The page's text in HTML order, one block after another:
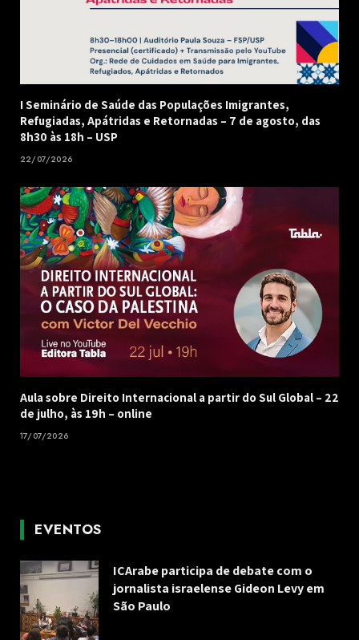
I Seminário de Saúde das Populações Imigrantes,
Refugiadas, Apátridas e Retornadas – 7 de agosto, das
8h30 às 18h – USP
22/07/2026
Aula sobre Direito Internacional a partir do Sul Global – 22
de julho, às 19h – online
17/07/2026
EVENTOS
ICArabe participa de debate com o
jornalista israelense Gideon Levy em
São Paulo